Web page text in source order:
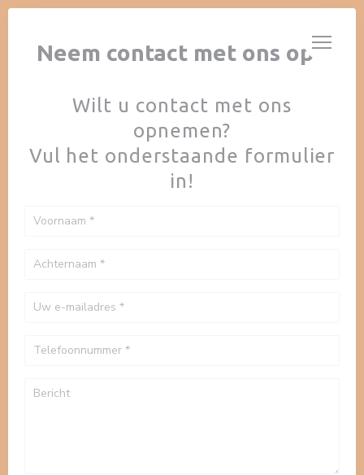
Cookies beheer paneel
AUBERGE AU CHEVAL BLANC
Neem contact met ons op
Wilt u contact met ons
opnemen?
Vul het onderstaande formulier
in!